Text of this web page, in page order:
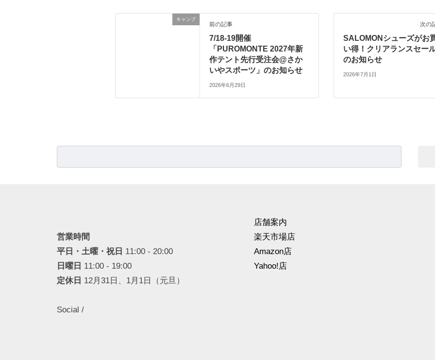
キャンプ
前の記事
7/18-19開催
「PUROMONTE 2027年新
作テント先行受注会@さか
いやスポーツ」のお知らせ
2026年6月29日
次の
SALOMONシューズがお
い得！クリアランスセー
のお知らせ
2026年7月1日
索:
営業時間
平日・土曜・祝日 11:00 - 20:00
日曜日 11:00 - 19:00
定休日 12月31日、1月1日（元旦）
Social /
店舗案内
楽天市場店
Amazon店
Yahoo!店